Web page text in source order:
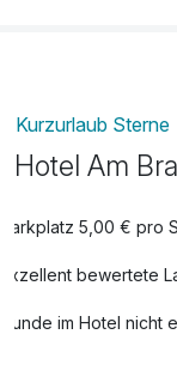
Kurzurlaub Sterne
Hotel Am
Parkplatz 5,00 € pro
Exzellent bewertete
Hunde im Hotel nicht